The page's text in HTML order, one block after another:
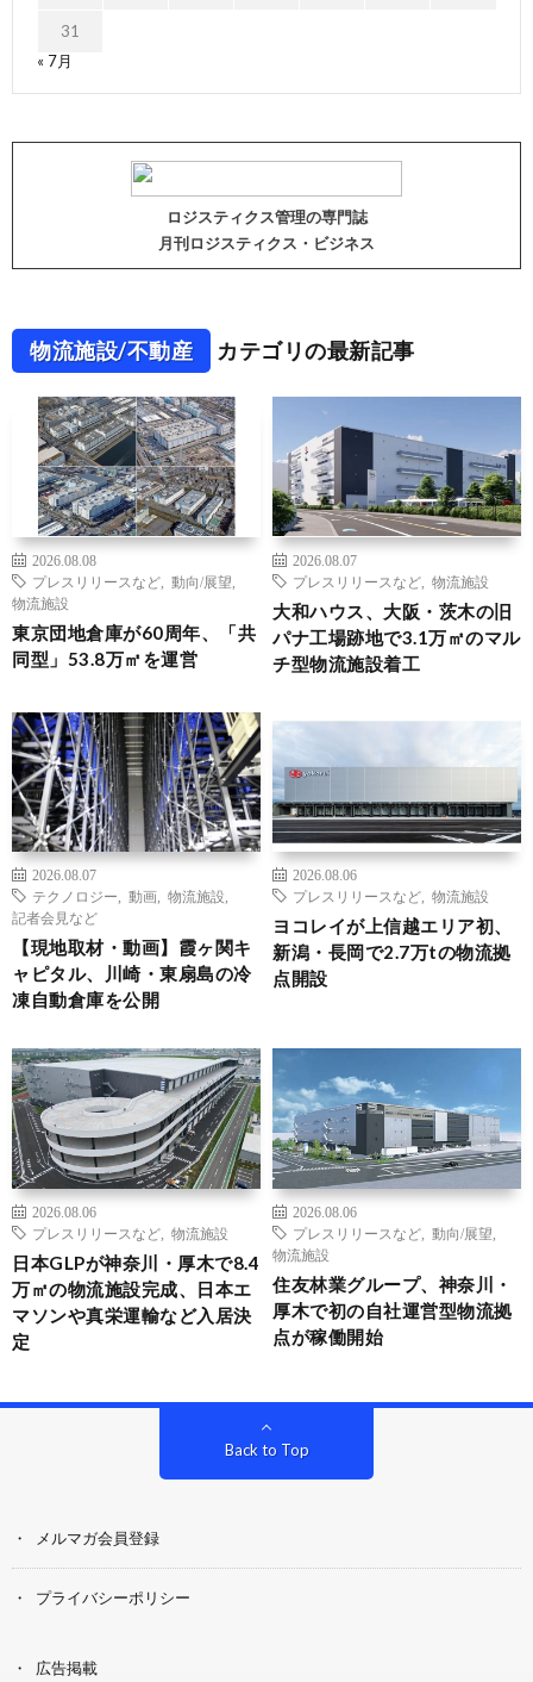
31
« 7月
ロジスティクス管理の専門誌
月刊ロジスティクス・ビジネス
物流施設/不動産 カテゴリの最新記事
2026.08.08
プレスリリースなど
動向/展望
物流施設
東京団地倉庫が60周年、「共
同型」53.8万㎡を運営
2026.08.07
プレスリリースなど
物流施設
大和ハウス、大阪・茨木の旧
パナ工場跡地で3.1万㎡のマル
チ型物流施設着工
2026.08.07
テクノロジー
動画 物流施設
記者会見など
【現地取材・動画】霞ヶ関キ
ャピタル、川崎・東扇島の冷
凍自動倉庫を公開
2026.08.06
プレスリリースなど
物流施設
ヨコレイが上信越エリア初、
新潟・長岡で2.7万tの物流拠
点開設
2026.08.06
プレスリリースなど
物流施設
日本GLPが神奈川・厚木で8.4
万㎡の物流施設完成、日本エ
マソンや真栄運輸など入居決
定
2026.08.06
プレスリリースなど
動向/展望
物流施設
住友林業グループ、神奈川・
厚木で初の自社運営型物流拠
点が稼働開始
Back to Top
メルマガ会員登録
プライバシーポリシー
広告掲載